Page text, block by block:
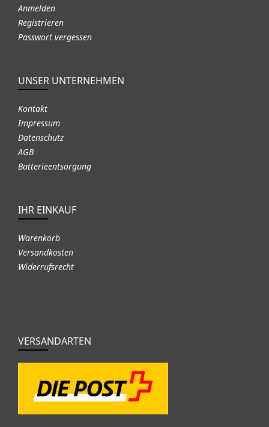
Anmelden
Registrieren
Passwort vergessen
UNSER UNTERNEHMEN
Kontakt
Impressum
Datenschutz
AGB
Batterieentsorgung
IHR EINKAUF
Warenkorb
Versandkosten
Widerrufsrecht
VERSANDARTEN